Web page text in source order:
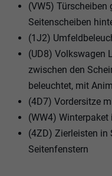
(VW5) Türscheiben
Seitenscheiben
(1J2)
(UD8) Volkswagen
zwischen den
beleuchtet, mit
(4D7) Vordersitze
(WW4)
(4ZD) Zierleisten in
Seitenfenstern